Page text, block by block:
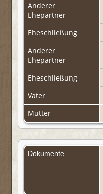
Anderer
Ehepartner
Eheschließung
Anderer
Ehepartner
Eheschließung
Vater
Mutter
Dokumente